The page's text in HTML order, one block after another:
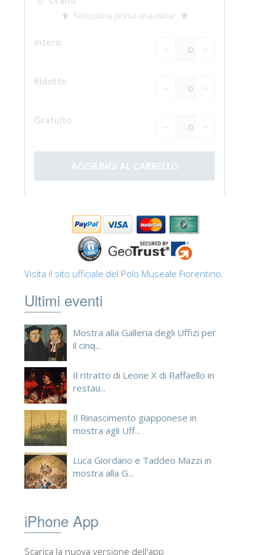
Santa Croce
Prenota una visita guidata
Visita il sito ufficiale del Polo Museale Fiorentino.
Ultimi eventi
Mostra alla Galleria degli Uffizi per
il cinq...
Il ritratto di Leone X di Raffaello in
restau...
Il Rinascimento giapponese in
mostra agli Uff...
Luca Giordano e Taddeo Mazzi in
mostra alla G...
iPhone App
Scarica la nuova versione dell'app